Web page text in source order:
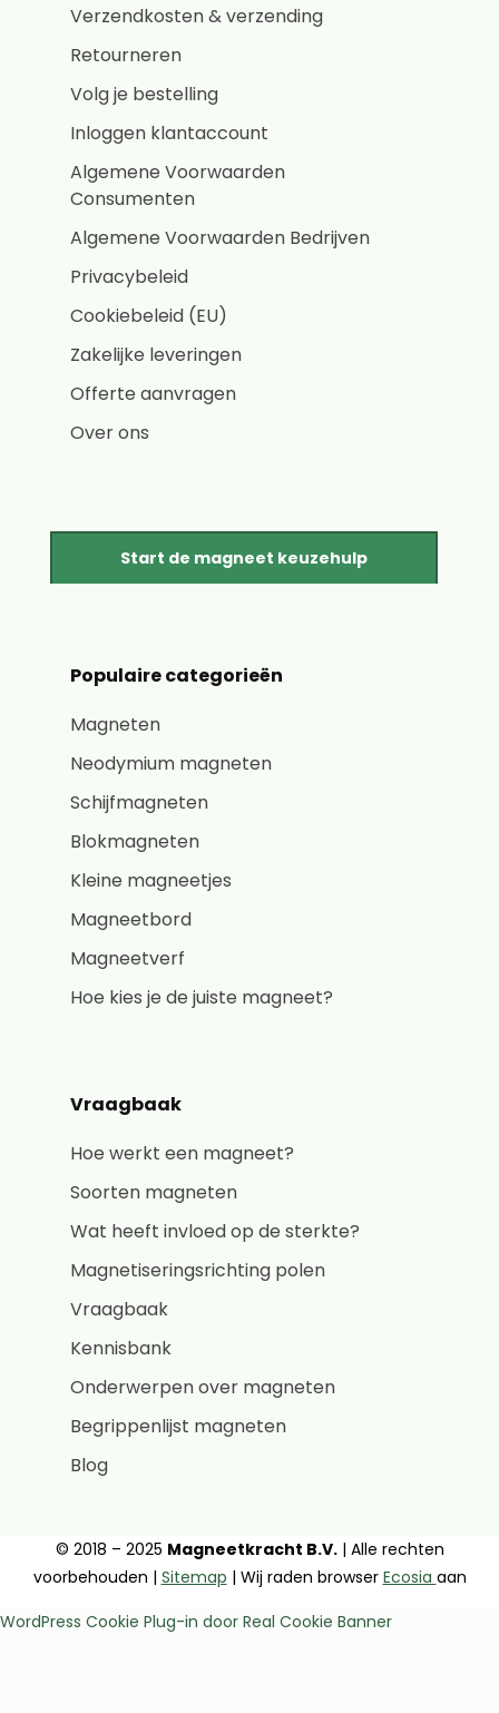
Verzendkosten & verzending
Retourneren
Volg je bestelling
Inloggen klantaccount
Algemene Voorwaarden
Consumenten
Algemene Voorwaarden Bedrijven
Privacybeleid
Cookiebeleid (EU)
Zakelijke leveringen
Offerte aanvragen
Over ons
Start de magneet keuzehulp
Populaire categorieën
Magneten
Neodymium magneten
Schijfmagneten
Blokmagneten
Kleine magneetjes
Magneetbord
Magneetverf
Hoe kies je de juiste magneet?
Vraagbaak
Hoe werkt een magneet?
Soorten magneten
Wat heeft invloed op de sterkte?
Magnetiseringsrichting polen
Vraagbaak
Kennisbank
Onderwerpen over magneten
Begrippenlijst magneten
Blog
© 2018 – 2025 Magneetkracht B.V.| Alle rechten
voorbehouden | Sitemap | Wij raden browser Ecosia aan
WordPress Cookie Plug-in door Real Cookie Banner